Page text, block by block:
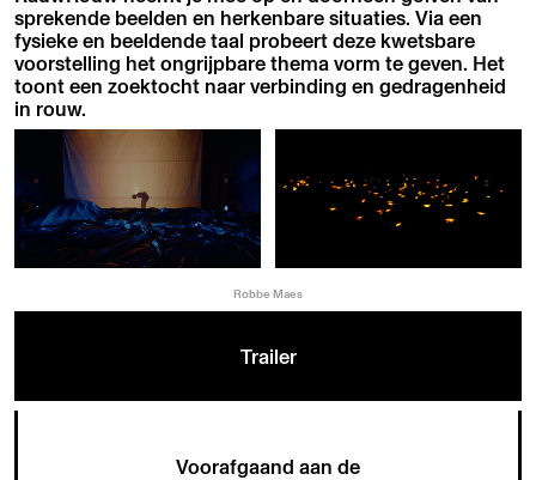
sprekende beelden en herkenbare situaties. Via een
fysieke en beeldende taal probeert deze kwetsbare
voorstelling het ongrijpbare thema vorm te geven. Het
toont een zoektocht naar verbinding en gedragenheid
in rouw.
Robbe Maes
Trailer
Voorafgaand aan de